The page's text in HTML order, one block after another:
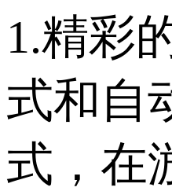
1.精彩
式和自
式，在